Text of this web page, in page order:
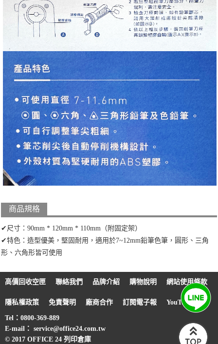
商品規格
✔尺寸：90mm * 120mm * 110mm（附固定架）
✔特色：造型優美，堅固耐用，適用於7~12mm鉛筆色筆，圓形、三角
形、六角形皆可使用
高價回收空匣 聯絡我們 品牌介紹 購物說明 網站使用條款
隱私權政策 免責聲明 廠商合作 訂閱電子報 YouTube
Tel：0800-369-889
E-mail： service@office24.com.tw
© 2017 OFFICE 24 列印倉庫